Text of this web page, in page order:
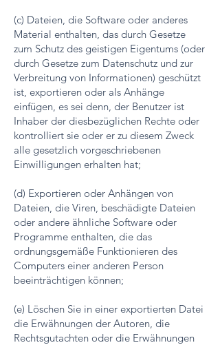
(c) Dateien, die Software oder anderes
Material enthalten, das durch Gesetze
zum Schutz des geistigen Eigentums (oder
durch Gesetze zum Datenschutz und zur
Verbreitung von Informationen) geschützt
ist, exportieren oder als Anhänge
einfügen, es sei denn, der Benutzer ist
Inhaber der diesbezüglichen Rechte oder
kontrolliert sie oder er zu diesem Zweck
alle gesetzlich vorgeschriebenen
Einwilligungen erhalten hat;
(d) Exportieren oder Anhängen von
Dateien, die Viren, beschädigte Dateien
oder andere ähnliche Software oder
Programme enthalten, die das
ordnungsgemäße Funktionieren des
Computers einer anderen Person
beeinträchtigen können;
(e) Löschen Sie in einer exportierten Datei
die Erwähnungen der Autoren, die
Rechtsgutachten oder die Erwähnungen